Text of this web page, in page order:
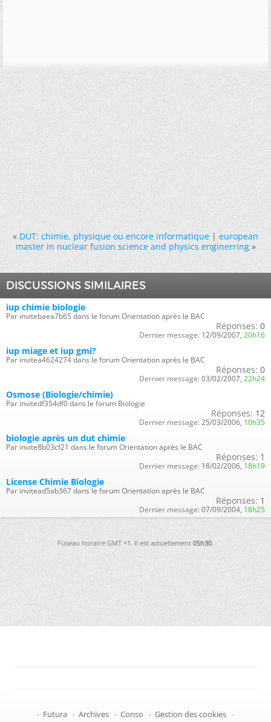
« DUT: chimie, physique ou encore informatique|european
master in nuclear fusion science and physics enginerring »
DISCUSSIONS SIMILAIRES
iup chimie biologie
Par invitebaea7b65 dans le forum Orientation après le BAC
Réponses: 0
Dernier message: 12/09/2007, 20h16
iup miage et iup gmi?
Par invitea4624274 dans le forum Orientation après le BAC
Réponses: 0
Dernier message: 03/02/2007, 22h24
Osmose (Biologie/chimie)
Par invitedf354df0 dans le forum Biologie
Réponses: 12
Dernier message: 25/03/2006, 10h35
biologie après un dut chimie
Par invite8b03cf21 dans le forum Orientation après le BAC
Réponses: 1
Dernier message: 18/02/2006, 18h19
License Chimie Biologie
Par invitead5ab367 dans le forum Orientation après le BAC
Réponses: 1
Dernier message: 07/09/2004, 18h25
Fuseau horaire GMT +1. Il est actuellement05h30.
- Futura - Archives - Conso - Gestion des cookies -